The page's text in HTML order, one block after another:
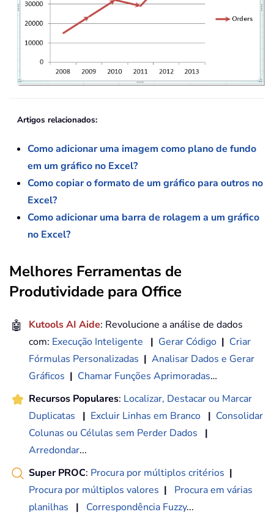
Artigos relacionados:
Como adicionar uma imagem como plano de fundo
em um gráfico no Excel?
Como copiar o formato de um gráfico para outros no
Excel?
Como adicionar uma barra de rolagem a um gráfico
no Excel?
Melhores Ferramentas de
Produtividade para Office
🤖 Kutools AI Aide: Revolucione a análise de dados
com: Execução Inteligente | Gerar Código | Criar
Fórmulas Personalizadas | Analisar Dados e Gerar
Gráficos | Chamar Funções Aprimoradas…
Recursos Populares: Localizar, Destacar ou Marcar
Duplicatas
| Excluir Linhas em Branco | Consolidar
Colunas ou Células sem Perder Dados
|
Arredondar...
Super PROC: Procura por múltiplos critérios |
Procura por múltiplos valores |
Procura em várias
planilhas
| Correspondência Fuzzy...